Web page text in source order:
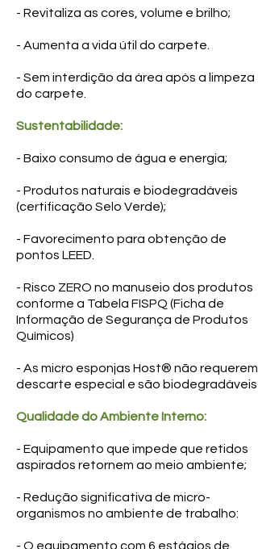
- Revitaliza as cores, volume e brilho;
- Aumenta a vida útil do carpete.
- Sem interdição da área após a limpeza
do carpete.
Sustentabilidade:
- Baixo consumo de água e energia;
- Produtos naturais e biodegradáveis
(certificação Selo Verde);
- Favorecimento para obtenção de
pontos LEED.
- Risco ZERO no manuseio dos produtos
conforme a Tabela FISPQ (Ficha de
Informação de Segurança de Produtos
Químicos)
- As micro esponjas Host® não requerem
descarte especial e são biodegradáveis
Qualidade do Ambiente Interno:
- Equipamento que impede que retidos
aspirados retornem ao meio ambiente;
- Redução significativa de micro-
organismos no ambiente de trabalho:
- O equipamento com 6 estágios de